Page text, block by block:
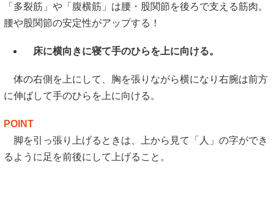
「多裂筋」や「腹横筋」は腰・股関節を後ろで支える筋肉。
腰や股関節の安定性がアップする！
床に横向きに寝て手のひらを上に向ける。
体の右側を上にして、胸を張りながら横になり右腕は前方
に伸ばして手のひらを上に向ける。
POINT
脚を引っ張り上げるときは、上から見て「人」の字ができ
るように足を前後にして上げること。